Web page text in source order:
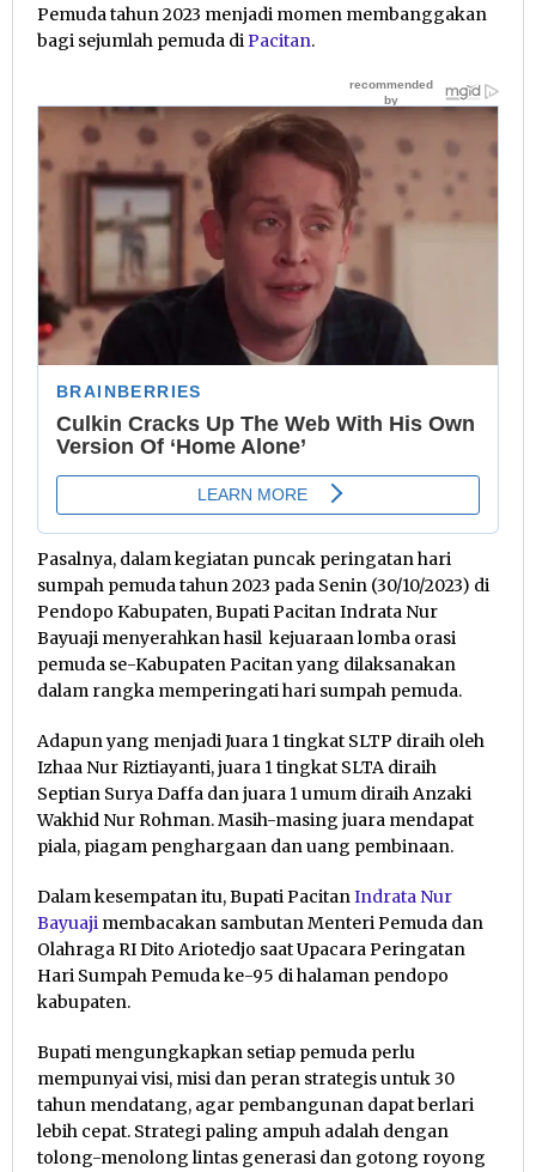
Pemuda tahun 2023 menjadi momen membanggakan
bagi sejumlah pemuda diPacitan.
Pasalnya, dalam kegiatan puncak peringatan hari
sumpah pemuda tahun 2023 pada Senin (30/10/2023) di
Pendopo Kabupaten, Bupati Pacitan Indrata Nur
Bayuaji menyerahkan hasil kejuaraan lomba orasi
pemuda se-Kabupaten Pacitan yang dilaksanakan
dalam rangka memperingati hari sumpah pemuda.
Adapun yang menjadi Juara 1 tingkat SLTP diraih oleh
Izhaa Nur Riztiayanti, juara 1 tingkat SLTA diraih
Septian Surya Daffa dan juara 1 umum diraih Anzaki
Wakhid Nur Rohman. Masih-masing juara mendapat
piala, piagam penghargaan dan uang pembinaan.
Dalam kesempatan itu, Bupati PacitanIndrata Nur
Bayuaji membacakan sambutan Menteri Pemuda dan
Olahraga RI Dito Ariotedjo saat Upacara Peringatan
Hari Sumpah Pemuda ke-95 di halaman pendopo
kabupaten.
Bupati mengungkapkan setiap pemuda perlu
mempunyai visi, misi dan peran strategis untuk 30
tahun mendatang, agar pembangunan dapat berlari
lebih cepat. Strategi paling ampuh adalah dengan
tolong-menolong lintas generasi dan gotong royong